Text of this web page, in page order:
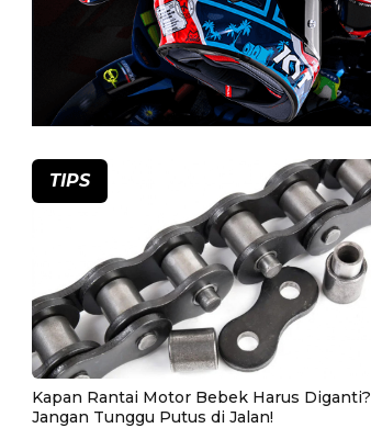
TIPS
Kapan Rantai Motor Bebek Harus Diganti?
Jangan Tunggu Putus di Jalan!